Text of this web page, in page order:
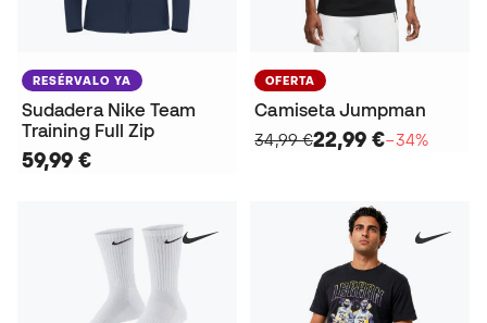
RESÉRVALO YA
Sudadera Nike Team
Training Full Zip
59,99 €
OFERTA
Camiseta Jumpman
34,99 €22,99 €−34%